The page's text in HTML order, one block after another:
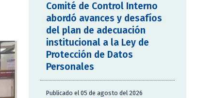
Comité de Control Interno
abordó avances y desafíos
del plan de adecuación
institucional a la Ley de
Protección de Datos
Personales
Publicado el 05 de agosto del 2026